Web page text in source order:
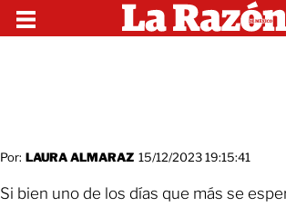
Por: LAURA ALMARAZ 15/12/2023 19:15:41
Si bien uno de los días que más se